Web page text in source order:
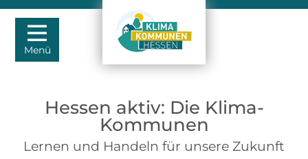
Menü
Hessen aktiv: Die Klima-
Kommunen
Lernen und Handeln für unsere Zukunft